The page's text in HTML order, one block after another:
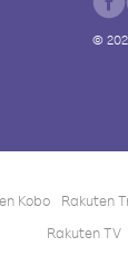
©
Kobo Rakuten
Rakuten TV